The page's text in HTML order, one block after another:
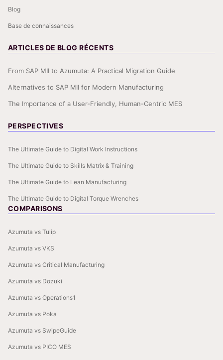
Blog
Base de connaissances
ARTICLES DE BLOG RÉCENTS
From SAP MII to Azumuta: A Practical Migration Guide
Alternatives to SAP MII for Modern Manufacturing
The Importance of a User-Friendly, Human-Centric MES
PERSPECTIVES
The Ultimate Guide to Digital Work Instructions
The Ultimate Guide to Skills Matrix & Training
The Ultimate Guide to Lean Manufacturing
The Ultimate Guide to Digital Torque Wrenches
COMPARISONS
Azumuta vs Tulip
Azumuta vs VKS
Azumuta vs Critical Manufacturing
Azumuta vs Dozuki
Azumuta vs Operations1
Azumuta vs Poka
Azumuta vs SwipeGuide
Azumuta vs PICO MES